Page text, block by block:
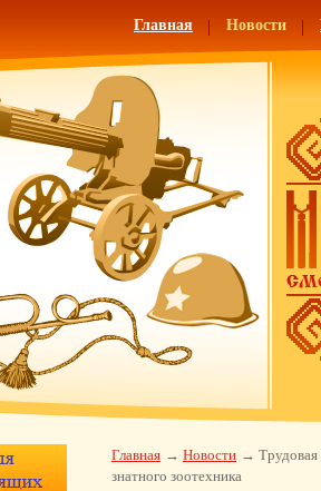
Главная Новости
Главная Новости
Трудовая
знатного зоотехника